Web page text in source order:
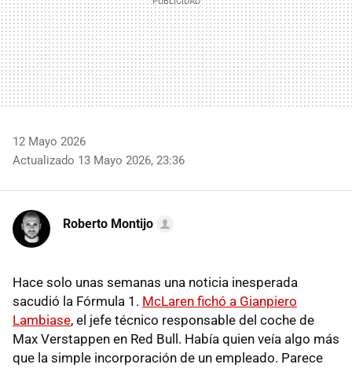
12 Mayo 2026
Actualizado 13 Mayo 2026, 23:36
Roberto Montijo
Hace solo unas semanas una noticia inesperada
sacudió la Fórmula 1. McLaren fichó a Gianpiero
Lambiase, el jefe técnico responsable del coche de
Max Verstappen en Red Bull. Había quien veía algo más
que la simple incorporación de un empleado. Parece